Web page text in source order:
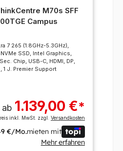
M70s SFF
Campus
7 265 (1.8GHz-5.3GHz),
NVMe SSD, Intel Graphics,
Chip, USB-C, HDMI, DP,
1 J. Premier Support
ab 1.139,00 €*
inkl. MwSt. zzgl. Versandkosten
€/Mo.mieten mit
Mehr erfahren